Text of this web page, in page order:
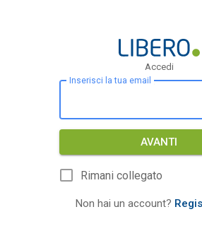
Accedi
Inserisci la tua email
AVANTI
Rimani collegato
Non hai un account?